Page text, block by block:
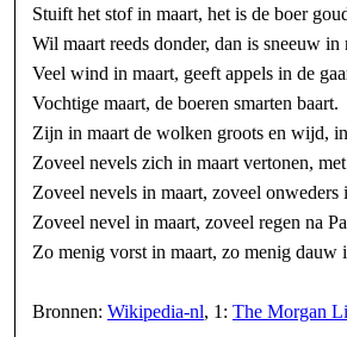
Stuift het stof in maart, het is de boer
Wil maart reeds donder, dan is sneeuw in
Veel wind in maart, geeft appels in de
Vochtige maart, de boeren smarten baart.
Zijn in maart de wolken groots en wijd,
Zoveel nevels zich in maart vertonen,
Zoveel nevels in maart, zoveel onweders
Zoveel nevel in maart, zoveel regen na
Zo menig vorst in maart, zo menig dauw
Bronnen: Wikipedia-nl, 1: The Morgan